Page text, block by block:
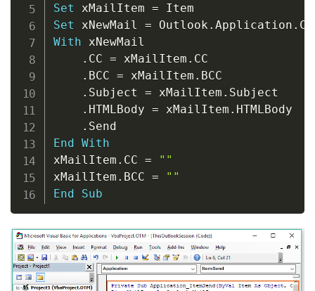
Set xMailItem =
Set xNewMail = Outlook . Application .
With xNewMail
. CC = xMailItem . CC
. BCC = xMailItem . BCC
. Subject = xMailItem . Subject
. HTMLBody = xMailItem . HTMLBody
.
End
With
xMailItem . CC =
""
xMailItem . BCC =
""
End
Sub